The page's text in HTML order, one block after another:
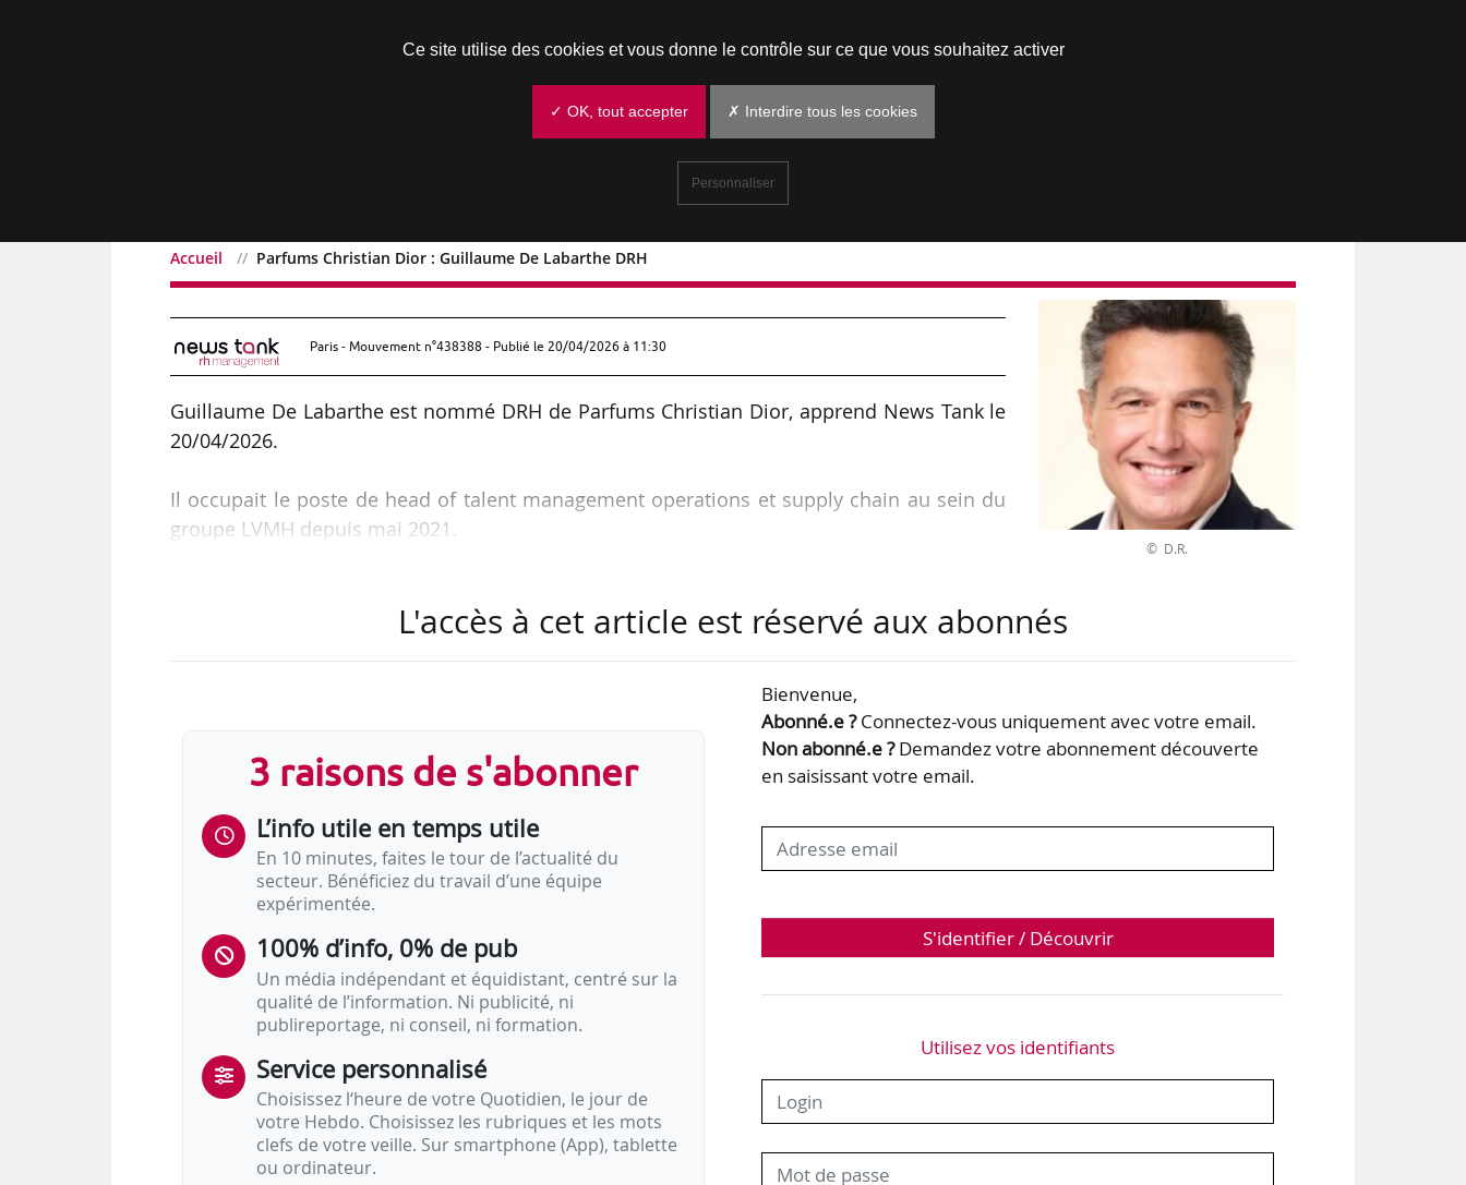
Accueil Parfums Christian Dior : Guillaume De Labarthe DRH
Parfums Christian Dior : Guillaume De Labarthe DRH
Paris - Mouvement n°438388 - Publié le 20/04/2026 à 11:30
Guillaume De Labarthe est nommé DRH de Parfums Christian Dior, apprend News Tank le
20/04/2026.
Il occupait le poste de head of talent management operations et supply chain au sein du
groupe LVMH depuis mai 2021.
commercialisation de parfums et de soins. Elle fait partie du groupe LVMH et a été fondée
© D.R.
L'accès à cet article est réservé aux abonnés
3 raisons de s'abonner
L’info utile en temps utile
En 10 minutes, faites le tour de l’actualité du
secteur. Bénéficiez du travail d’une équipe
expérimentée.
100% d’info, 0% de pub
Un média indépendant et équidistant, centré sur la
qualité de l’information. Ni publicité, ni
publireportage, ni conseil, ni formation.
Service personnalisé
Choisissez l‘heure de votre Quotidien, le jour de
votre Hebdo. Choisissez les rubriques et les mots
clefs de votre veille. Sur smartphone (App), tablette
ou ordinateur.
Bienvenue,
Abonné.e ?Connectez-vous uniquement avec votre email.
Non abonné.e ?Demandez votre abonnement découverte
en saisissant votre email.
S'identifier / Découvrir
Utilisez vos identifiants
Ce site utilise des cookies et vous donne le contrôle sur ce que vous souhaitez activer
✓ OK, tout accepter ✗ Interdire tous les cookies
Personnaliser